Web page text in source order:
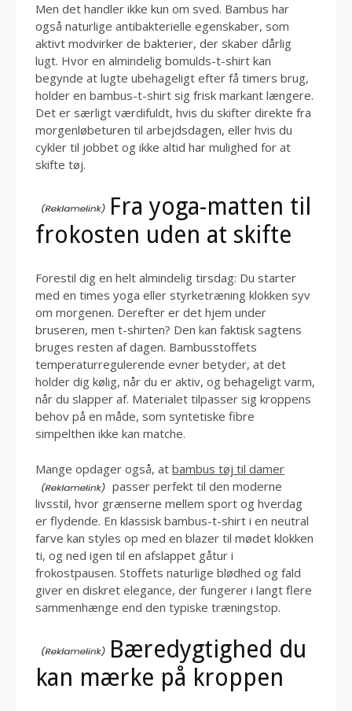
Men det handler ikke kun om sved. Bambus har
også naturlige antibakterielle egenskaber, som
aktivt modvirker de bakterier, der skaber dårlig
lugt. Hvor en almindelig bomulds-t-shirt kan
begynde at lugte ubehageligt efter få timers brug,
holder en bambus-t-shirt sig frisk markant længere.
Det er særligt værdifuldt, hvis du skifter direkte fra
morgenløbeturen til arbejdsdagen, eller hvis du
cykler til jobbet og ikke altid har mulighed for at
skifte tøj.
Fra yoga-matten til
frokosten uden at skifte
Forestil dig en helt almindelig tirsdag: Du starter
med en times yoga eller styrketræning klokken syv
om morgenen. Derefter er det hjem under
bruseren, men t-shirten? Den kan faktisk sagtens
bruges resten af dagen. Bambusstoffets
temperaturregulerende evner betyder, at det
holder dig kølig, når du er aktiv, og behageligt varm,
når du slapper af. Materialet tilpasser sig kroppens
behov på en måde, som syntetiske fibre
simpelthen ikke kan matche.
Mange opdager også, at bambus tøj til damer
passer perfekt til den moderne
livsstil, hvor grænserne mellem sport og hverdag
er flydende. En klassisk bambus-t-shirt i en neutral
farve kan styles op med en blazer til mødet klokken
ti, og ned igen til en afslappet gåtur i
frokostpausen. Stoffets naturlige blødhed og fald
giver en diskret elegance, der fungerer i langt flere
sammenhænge end den typiske træningstop.
Bæredygtighed du
kan mærke på kroppen